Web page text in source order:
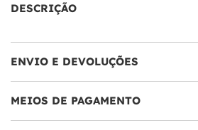
DESCRIÇÃO
ENVIO E DEVOLUÇÕES
MEIOS DE PAGAMENTO